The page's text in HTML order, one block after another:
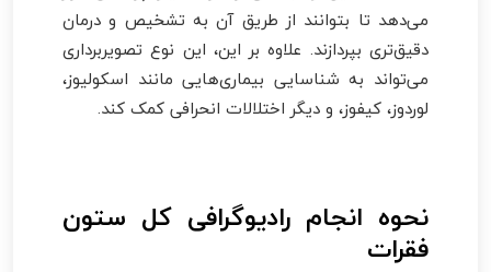
می‌دهد تا بتوانند از طریق آن به تشخیص و درمان
دقیق‌تری بپردازند. علاوه بر این، این نوع تصویربرداری
می‌تواند به شناسایی بیماری‌هایی مانند اسکولیوز،
لوردوز، کیفوز، و دیگر اختلالات انحرافی کمک کند.
نحوه انجام رادیوگرافی کل ستون
فقرات